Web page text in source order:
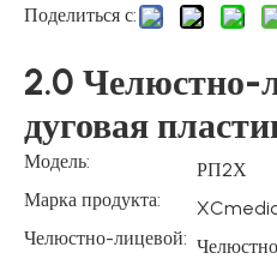
Поделиться с:
2.0 Челюстно-
дуговая
Модель:
РП2Х
Марка продукта:
Челюстно-лицевой: